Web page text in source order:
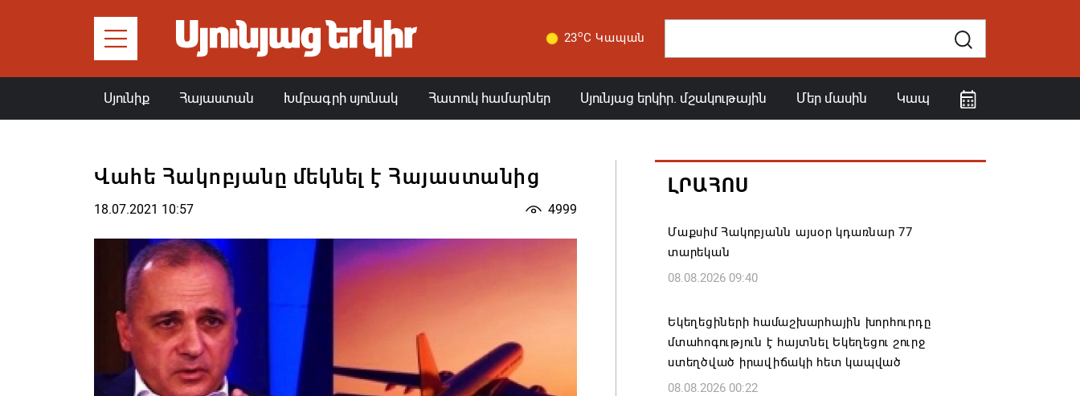
23oC Կապան
Սյունիք Հայաստան Խմբագրի սյունակ Հատուկ համարներ Սյունյաց երկիր. մշակութային Մեր մասին Կապ
Վահե Հակոբյանը մեկնել է Հայաստանից
18.07.2021 10:57 4999
ԼՐԱՀՈՍ
Մաքսիմ Հակոբյանն այսօր կդառնար 77
տարեկան
08.08.2026 09:40
Եկեղեցիների համաշխարհային խորհուրդը
մտահոգություն է հայտնել Եկեղեցու շուրջ
ստեղծված իրավիճակի հետ կապված
08.08.2026 00:22